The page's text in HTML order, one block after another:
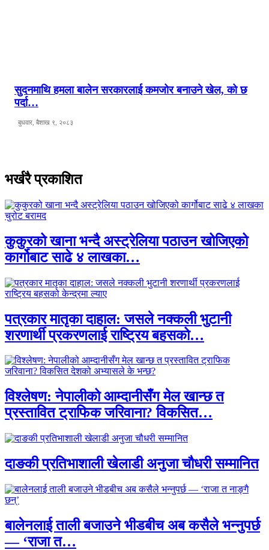
सुदनमाथि हमला बालेन सरकारलाई कमजोर बनाउने खेल, को छ
पर्दा…
बुधवार, बैशाख ९, २०८३
भर्खरै प्रकाशित
कुकुरको खाना भन्दै अस्ट्रेलिया पठाउन खोजिएको
कार्गोबाट साढे ४ लाखका…
पत्रकार मातृका दाहाल: जसले नक्कली भुटानी
शरणार्थी प्रकरणलाई राष्ट्रिय बहसको…
विश्लेषण: नेपालीको आम्दानीसँग मेल खान्छ त
प्रस्तावित ट्राफिक जरिवाना? विकसित…
दाङकी प्रतिभाशाली खेलाडी अनुजा चौधरी सम्मानित
बालेनलाई ताली बजाउने भीडबीच अब कसैले भन्नुपर्छ
— ‘राजा त…